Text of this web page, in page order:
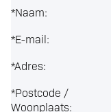
*Naam:
*E-mail:
*Adres:
*Postcode /
Woonplaats: